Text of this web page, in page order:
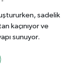
sadelik
kaçınıyor ve
sunuyor.